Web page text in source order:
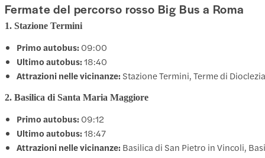
Fermate del percorso rosso Big Bus a Roma
1. Stazione Termini
Primo autobus: 09:00
Ultimo autobus:18:40
Attrazioni nelle vicinanze: Stazione Termini, Terme di
2. Basilica di Santa Maria Maggiore
Primo autobus: 09:12
Ultimo autobus:18:47
Attrazioni nelle vicinanze: Basilica di San Pietro in Vincoli,